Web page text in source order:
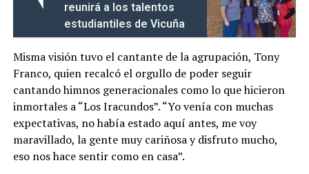
reunirá a los talentos
estudiantiles de Vicuña
Misma visión tuvo el cantante de la agrupación, Tony
Franco, quien recalcó el orgullo de poder seguir
cantando himnos generacionales como lo que hicieron
inmortales a “Los Iracundos”. “Yo venía con muchas
expectativas, no había estado aquí antes, me voy
maravillado, la gente muy cariñosa y disfruto mucho,
eso nos hace sentir como en casa”.